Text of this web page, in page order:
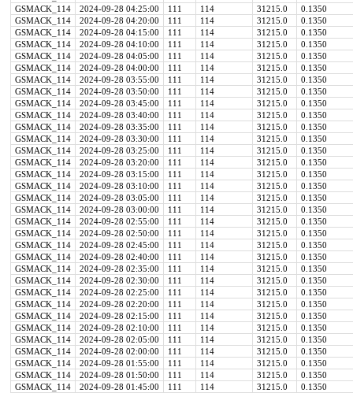
GSMACK_114
2024-09-28 04:25:00 111 114 31215.0
0.1350
GSMACK_114
2024-09-28 04:20:00 111 114 31215.0
0.1350
GSMACK_114
2024-09-28 04:15:00 111 114 31215.0
0.1350
GSMACK_114
2024-09-28 04:10:00 111 114 31215.0
0.1350
GSMACK_114
2024-09-28 04:05:00 111 114 31215.0
0.1350
GSMACK_114
2024-09-28 04:00:00 111 114 31215.0
0.1350
GSMACK_114
2024-09-28 03:55:00 111 114 31215.0
0.1350
GSMACK_114
2024-09-28 03:50:00 111 114 31215.0
0.1350
GSMACK_114
2024-09-28 03:45:00 111 114 31215.0
0.1350
GSMACK_114
2024-09-28 03:40:00 111 114 31215.0
0.1350
GSMACK_114
2024-09-28 03:35:00 111 114 31215.0
0.1350
GSMACK_114
2024-09-28 03:30:00 111 114 31215.0
0.1350
GSMACK_114
2024-09-28 03:25:00 111 114 31215.0
0.1350
GSMACK_114
2024-09-28 03:20:00 111 114 31215.0
0.1350
GSMACK_114
2024-09-28 03:15:00 111 114 31215.0
0.1350
GSMACK_114
2024-09-28 03:10:00 111 114 31215.0
0.1350
GSMACK_114
2024-09-28 03:05:00 111 114 31215.0
0.1350
GSMACK_114
2024-09-28 03:00:00 111 114 31215.0
0.1350
GSMACK_114
2024-09-28 02:55:00 111 114 31215.0
0.1350
GSMACK_114
2024-09-28 02:50:00 111 114 31215.0
0.1350
GSMACK_114
2024-09-28 02:45:00 111 114 31215.0
0.1350
GSMACK_114
2024-09-28 02:40:00 111 114 31215.0
0.1350
GSMACK_114
2024-09-28 02:35:00 111 114 31215.0
0.1350
GSMACK_114
2024-09-28 02:30:00 111 114 31215.0
0.1350
GSMACK_114
2024-09-28 02:25:00 111 114 31215.0
0.1350
GSMACK_114
2024-09-28 02:20:00 111 114 31215.0
0.1350
GSMACK_114
2024-09-28 02:15:00 111 114 31215.0
0.1350
GSMACK_114
2024-09-28 02:10:00 111 114 31215.0
0.1350
GSMACK_114
2024-09-28 02:05:00 111 114 31215.0
0.1350
GSMACK_114
2024-09-28 02:00:00 111 114 31215.0
0.1350
GSMACK_114
2024-09-28 01:55:00 111 114 31215.0
0.1350
GSMACK_114
2024-09-28 01:50:00 111 114 31215.0
0.1350
GSMACK_114
2024-09-28 01:45:00 111 114 31215.0
0.1350